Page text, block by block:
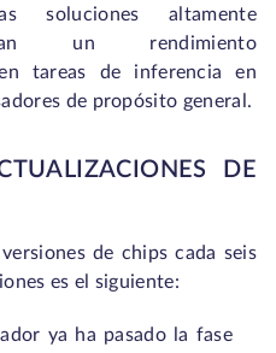
soluciones altamente
un rendimiento
tareas de inferencia en
de propósito general.
DE
de chips cada seis
es el siguiente:
ya ha pasado la fase